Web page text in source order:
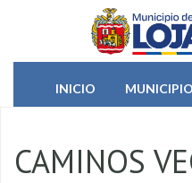
Pasar al contenido principal
INICIO
MUNICIPIO
CAMINOS